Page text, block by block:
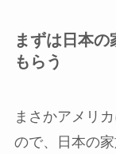
まずは日本
もらう
まさかアメリ
ので、日本の